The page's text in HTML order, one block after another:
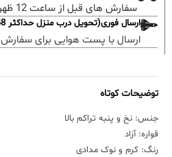
سفارش های قبل از ساعت 12 ظهر؛ ارسال همان روز خواهد بود.
ارسال فوری(تحویل درب منزل حداکثر 48 ساعته)
ارسال با پست هوایی برای
توضیحات کوتاه
جنس: نخ و پنبه تراکم بالا
قواره: آزاد
رنگ: کرم و نوک مدادی